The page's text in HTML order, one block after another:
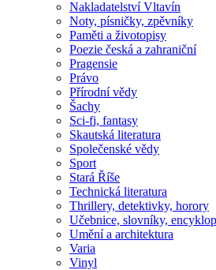
Nakladatelství Vltavín
Noty, písničky, zpěvníky
Paměti a životopisy
Poezie česká a zahraniční
Pragensie
Právo
Přírodní vědy
Šachy
Sci-fi, fantasy
Skautská literatura
Společenské vědy
Sport
Stará Říše
Technická literatura
Thrillery, detektivky, horory
Učebnice, slovníky,
Umění a architektura
Varia
Vinyl